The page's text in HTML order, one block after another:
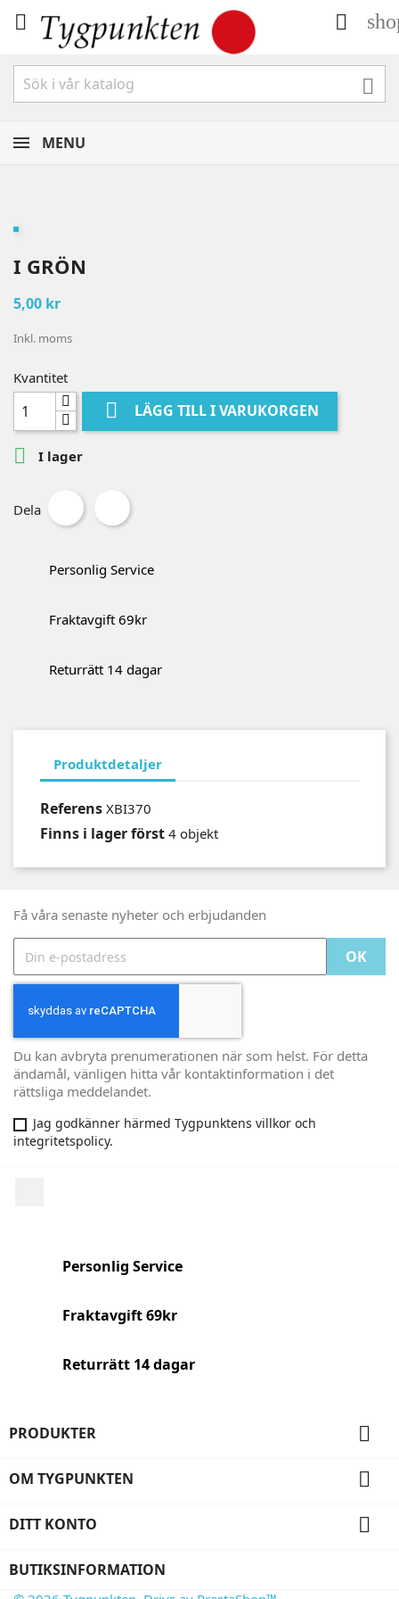
 

MENU
I GRÖN
5,00 kr
Inkl. moms
Kvantitet
 LÄGG TILL I VARUKORGEN
 I lager
Dela
Personlig Service
Fraktavgift 69kr
Returrätt 14 dagar
Produktdetaljer
Referens XBI370
Finns i lager först 4 objekt
Få våra senaste nyheter och erbjudanden
Du kan avbryta prenumerationen när som helst. För detta
ändamål, vänligen hitta vår kontaktinformation i det
rättsliga meddelandet.
Jag godkänner härmed Tygpunktens villkor och
integritetspolicy.
Personlig Service
Fraktavgift 69kr
Returrätt 14 dagar
PRODUKTER 
OM TYGPUNKTEN 
DITT KONTO 
BUTIKSINFORMATION